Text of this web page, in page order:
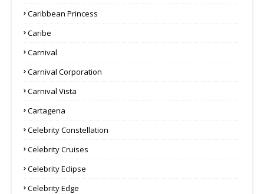
Caribbean Princess
Caribe
Carnival
Carnival Corporation
Carnival Vista
Cartagena
Celebrity Constellation
Celebrity Cruises
Celebrity Eclipse
Celebrity Edge